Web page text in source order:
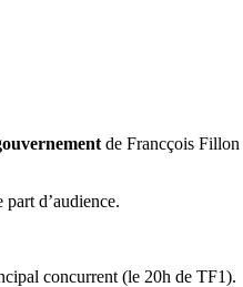
de Francçois Fillon
part d’audience.
concurrent (le 20h de TF1).